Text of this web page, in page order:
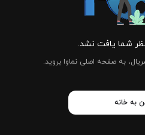
شما یافت نشد.
به صفحه اصلی نماوا بروید.
به خانه